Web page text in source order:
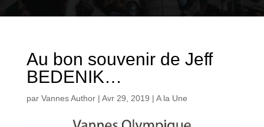
Au bon souvenir de Jeff
BEDENIK…
par Vannes Author| Avr 29, 2019 | A la Une